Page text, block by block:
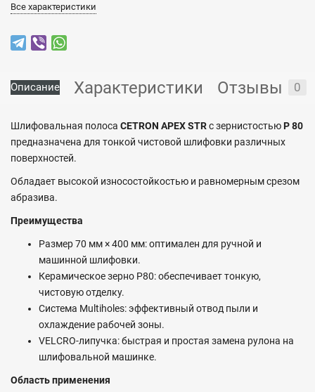
Все характеристики
Описание Характеристики Отзывы 0
Шлифовальная полоса CETRON APEX STRс зернистостьюP 80
предназначена для тонкой чистовой шлифовки различных
поверхностей.
Обладает высокой износостойкостью и равномерным срезом
абразива.
Преимущества
Размер 70 мм × 400 мм: оптимален для ручной и
машинной шлифовки.
Керамическое зерно P80: обеспечивает тонкую,
чистовую отделку.
Система Multiholes: эффективный отвод пыли и
охлаждение рабочей зоны.
VELCRO-липучка: быстрая и простая замена рулона на
шлифовальной машинке.
Область применения